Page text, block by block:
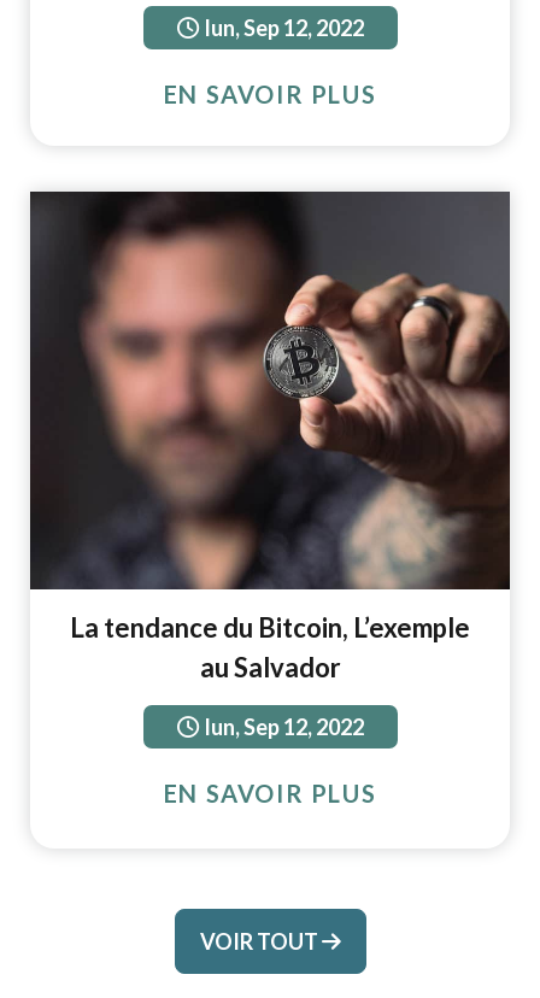
lun, Sep 12, 2022
EN SAVOIR PLUS
La tendance du Bitcoin, L’exemple
au Salvador
lun, Sep 12, 2022
EN SAVOIR PLUS
VOIR TOUT